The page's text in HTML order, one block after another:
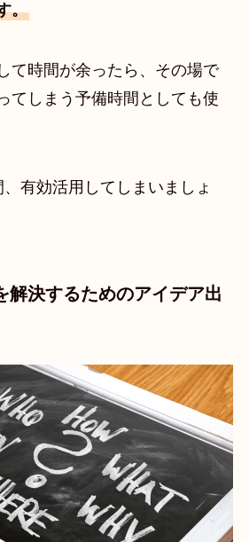
。
て時間が余ったら、その場で
てしまう予備時間としても使
有効活用してしまいましょ
決するためのアイデア出